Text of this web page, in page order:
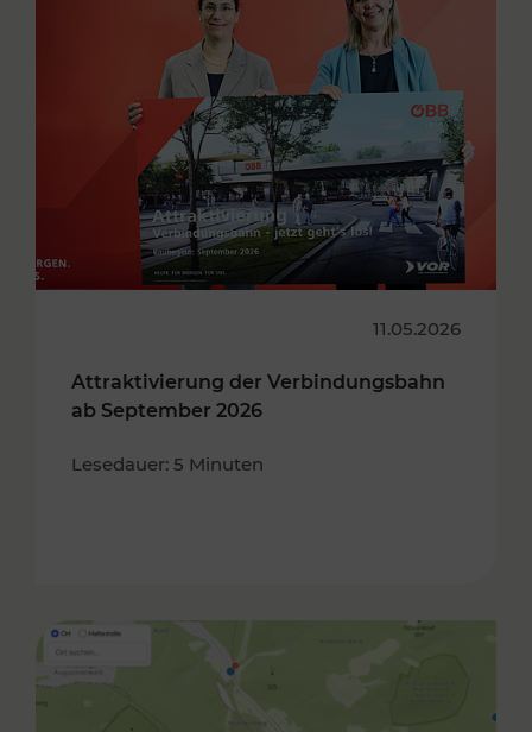
11.05.2026
Attraktivierung der Verbindungsbahn
ab September 2026
Lesedauer: 5 Minuten